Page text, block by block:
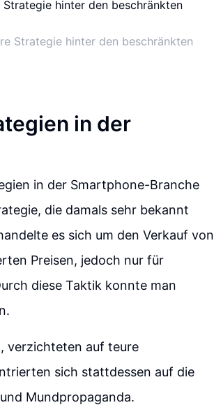
Strategie hinter den beschränkten
in der
in der Smartphone-Branche
die damals sehr bekannt
es sich um den Verkauf von
Preisen, jedoch nur für
diese Taktik konnte man
verzichteten auf teure
sich stattdessen auf die
Mundpropaganda.